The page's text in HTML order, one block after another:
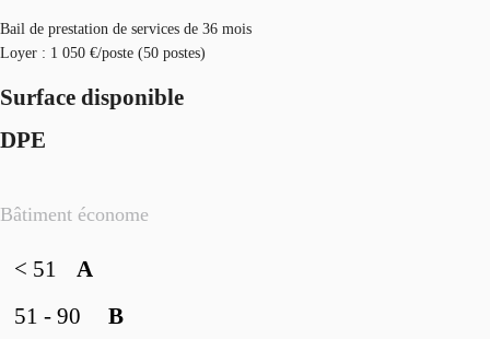
Bail de prestation de services de 36 mois
Loyer : 1 050 €/poste (50 postes)
Surface disponible
DPE
Bâtiment économe
A
< 51
B
51 - 90